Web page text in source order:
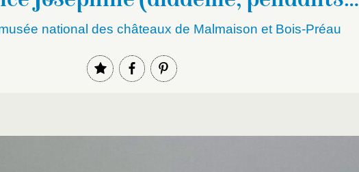
national des châteaux de Malmaison et Bois-Préau